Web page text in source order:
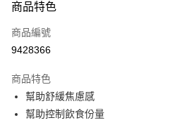
信用卡一次付款
超商取貨付款
Apple Pay
街口支付
商品特色
商品編號
9428366
商品特色
幫助舒緩焦慮感
幫助控制飲食份量